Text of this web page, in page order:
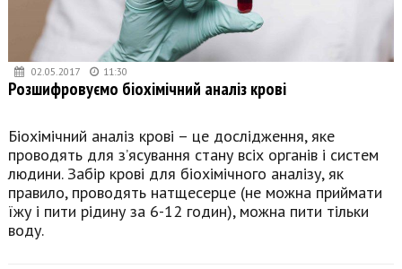
02.05.2017 11:30
Розшифровуємо біохімічний аналіз крові
Біохімічний аналіз крові – це дослідження, яке
проводять для з’ясування стану всіх органів і систем
людини. Забір крові для біохімічного аналізу, як
правило, проводять натщесерце (не можна приймати
їжу і пити рідину за 6-12 годин), можна пити тільки
воду.